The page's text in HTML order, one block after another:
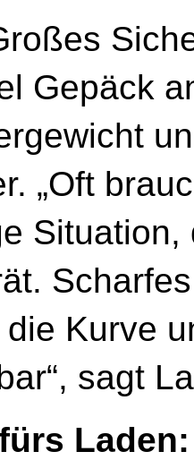
Gepäck
„Oft
Kurve
sagt
Laden: